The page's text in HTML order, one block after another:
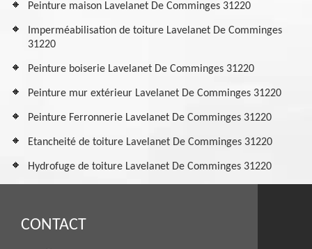
Peinture maison Lavelanet De Comminges 31220
Imperméabilisation de toiture Lavelanet De Comminges
31220
Peinture boiserie Lavelanet De Comminges 31220
Peinture mur extérieur Lavelanet De Comminges 31220
Peinture Ferronnerie Lavelanet De Comminges 31220
Etancheité de toiture Lavelanet De Comminges 31220
Hydrofuge de toiture Lavelanet De Comminges 31220
CONTACT